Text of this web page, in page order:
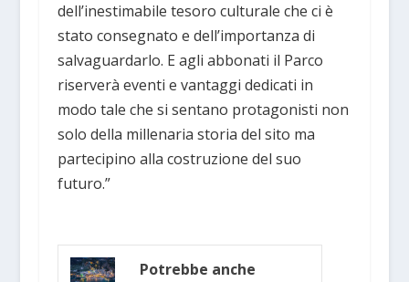
dell’inestimabile tesoro culturale che ci è
stato consegnato e dell’importanza di
salvaguardarlo. E agli abbonati il Parco
riserverà eventi e vantaggi dedicati in
modo tale che si sentano protagonisti non
solo della millenaria storia del sito ma
partecipino alla costruzione del suo
futuro.”
Potrebbe anche